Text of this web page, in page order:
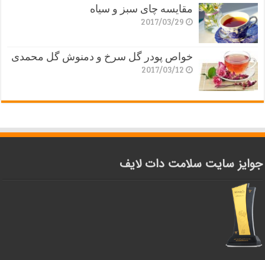
مقایسه چای سبز و سیاه
2017/03/29
خواص پودر گل سرخ و دمنوش گل محمدی
2017/03/12
جوایز سایت سلامت دات لایف